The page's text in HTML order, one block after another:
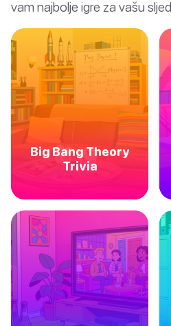
vam najbolje igre za vašu
Big Bang Theory
Trivia